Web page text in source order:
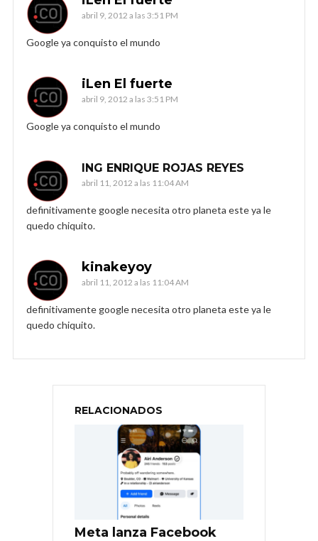
abril 9, 2012 a las 3:51 PM
Google ya conquisto el mundo
iLen El fuerte
abril 9, 2012 a las 3:51 PM
Google ya conquisto el mundo
ING ENRIQUE ROJAS REYES
abril 11, 2012 a las 11:04 AM
definitivamente google necesita otro planeta este ya le
quedo chiquito.
kinakeyoy
abril 11, 2012 a las 11:04 AM
definitivamente google necesita otro planeta este ya le
quedo chiquito.
RELACIONADOS
Meta lanza Facebook